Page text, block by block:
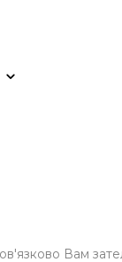
Вам